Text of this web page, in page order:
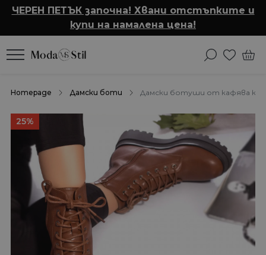
ЧЕРЕН ПЕТЪК започна! Хвани отстъпките и
купи на намалена цена!
Homepage Дамски боти Дамски ботуши от кафява
25%